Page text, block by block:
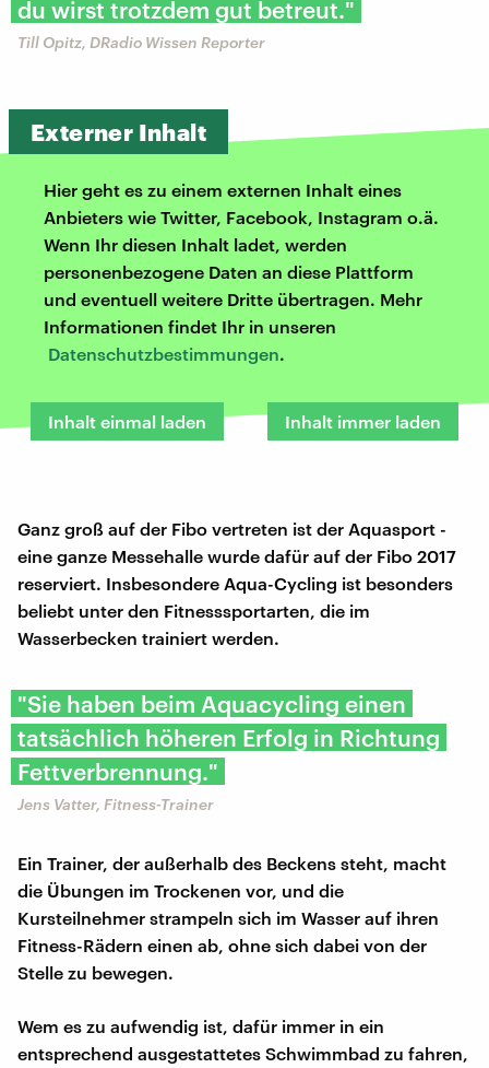
du wirst trotzdem gut betreut."
Till Opitz, DRadio Wissen Reporter
Externer Inhalt
Hier geht es zu einem externen Inhalt eines
Anbieters wie Twitter, Facebook, Instagram o.ä.
Wenn Ihr diesen Inhalt ladet, werden
personenbezogene Daten an diese Plattform
und eventuell weitere Dritte übertragen. Mehr
Informationen findet Ihr in unseren
Datenschutzbestimmungen.
Inhalt einmal laden Inhalt immer laden
Ganz groß auf der Fibo vertreten ist der Aquasport -
eine ganze Messehalle wurde dafür auf der Fibo 2017
reserviert. Insbesondere Aqua-Cycling ist besonders
beliebt unter den Fitnesssportarten, die im
Wasserbecken trainiert werden.
"Sie haben beim Aquacycling einen
tatsächlich höheren Erfolg in Richtung
Fettverbrennung."
Jens Vatter, Fitness-Trainer
Ein Trainer, der außerhalb des Beckens steht, macht
die Übungen im Trockenen vor, und die
Kursteilnehmer strampeln sich im Wasser auf ihren
Fitness-Rädern einen ab, ohne sich dabei von der
Stelle zu bewegen.
Wem es zu aufwendig ist, dafür immer in ein
entsprechend ausgestattetes Schwimmbad zu fahren,